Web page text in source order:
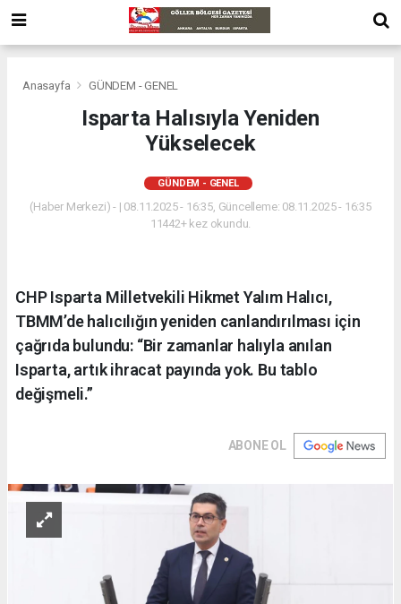
Anasayfa GÜNDEM - GENEL
Isparta Halısıyla Yeniden
Yükselecek
GÜNDEM - GENEL
(Haber Merkezi) - | 08.11.2025 - 16:35, Güncelleme: 08.11.2025 - 16:35
11442+ kez okundu.
CHP Isparta Milletvekili Hikmet Yalım Halıcı,
TBMM’de halıcılığın yeniden canlandırılması için
çağrıda bulundu: “Bir zamanlar halıyla anılan
Isparta, artık ihracat payında yok. Bu tablo
değişmeli.”
ABONE OL